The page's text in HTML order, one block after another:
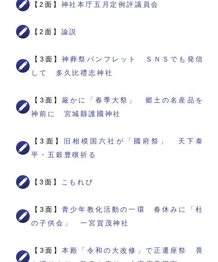
【2面】 神社本庁五月定例評議員会
【2面】 論説
【3面】神葬祭パンフレット ＳＮＳでも発信
して 多久比禮志神社
【3面】 厳かに「春季大祭」 郷土の名産品を
神前に 宮城縣護國神社
【3面】
旧相模国六社が「國府祭」 天下泰
平・五穀豊穣祈る
【3面】 こもれび
【3面】青少年教化活動の一環 春休みに「杜
の子供会」 一宮賀茂神社
【3面】本殿「令和の大改修」で正遷座祭 畏